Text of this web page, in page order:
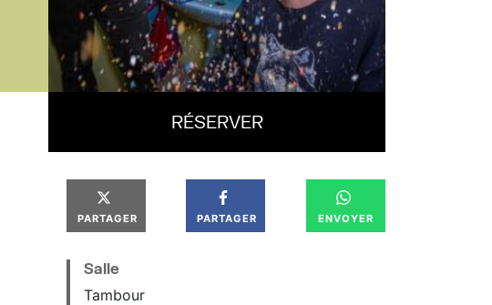
RÉSERVER
PARTAGER PARTAGER ENVOYER
Salle
Tambour